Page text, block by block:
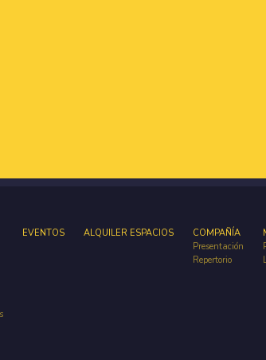
EVENTOS ALQUILER ESPACIOS
COMPAÑÍA
Presentación
Repertorio